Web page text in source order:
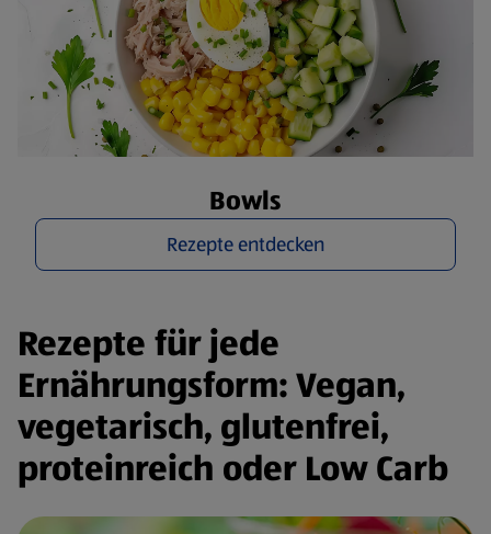
Bowls
Rezepte entdecken
Rezepte für jede
Ernährungsform: Vegan,
vegetarisch, glutenfrei,
proteinreich oder Low Carb